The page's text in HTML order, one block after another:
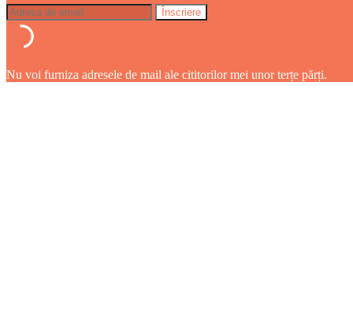
Nu voi furniza adresele de mail ale cititorilor mei unor terțe părți.